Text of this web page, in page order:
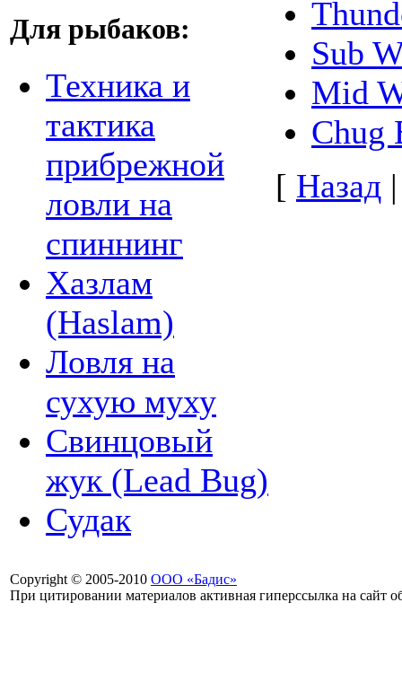
Для рыбаков:
Техника и
тактика
прибрежной
ловли на
спиннинг
Хазлам
(Haslam)
Ловля на
сухую муху
Свинцовый
жук (Lead Bug)
Судак
Sub
Mid
Chug
[ Назад
Copyright © 2005-2010 ООО «Бадис»
При цитировании материалов активная гиперссылка на сайт